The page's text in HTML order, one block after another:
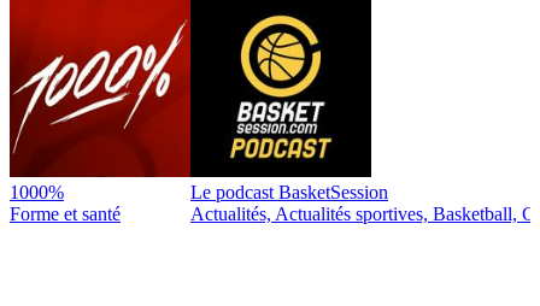
1000%
Forme et santé
Le podcast BasketSession
Actualités, Actualités sportives, Basketball,